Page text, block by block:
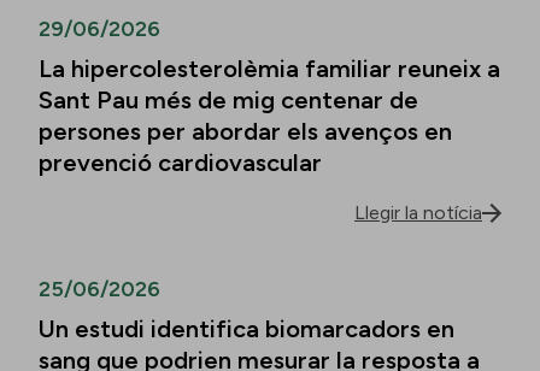
29/06/2026
La hipercolesterolèmia familiar reuneix a
Sant Pau més de mig centenar de
persones per abordar els avenços en
prevenció cardiovascular
Llegir la notícia
25/06/2026
Un estudi identifica biomarcadors en
sang que podrien mesurar la resposta a